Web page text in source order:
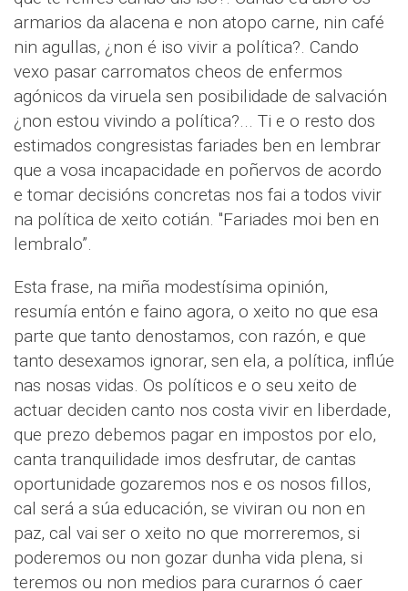
armarios da alacena e non atopo carne, nin café
nin agullas, ¿non é iso vivir a política?. Cando
vexo pasar carromatos cheos de enfermos
agónicos da viruela sen posibilidade de salvación
¿non estou vivindo a política?... Ti e o resto dos
estimados congresistas fariades ben en lembrar
que a vosa incapacidade en poñervos de acordo
e tomar decisións concretas nos fai a todos vivir
na política de xeito cotián. "Fariades moi ben en
lembralo”.
Esta frase, na miña modestísima opinión,
resumía entón e faino agora, o xeito no que esa
parte que tanto denostamos, con razón, e que
tanto desexamos ignorar, sen ela, a política, inflúe
nas nosas vidas. Os políticos e o seu xeito de
actuar deciden canto nos costa vivir en liberdade,
que prezo debemos pagar en impostos por elo,
canta tranquilidade imos desfrutar, de cantas
oportunidade gozaremos nos e os nosos fillos,
cal será a súa educación, se viviran ou non en
paz, cal vai ser o xeito no que morreremos, si
poderemos ou non gozar dunha vida plena, si
teremos ou non medios para curarnos ó caer